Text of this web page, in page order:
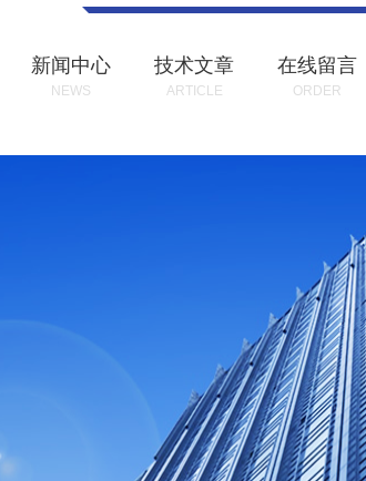
新闻中心
NEWS
技术文章
ARTICLE
在线留言
ORDER